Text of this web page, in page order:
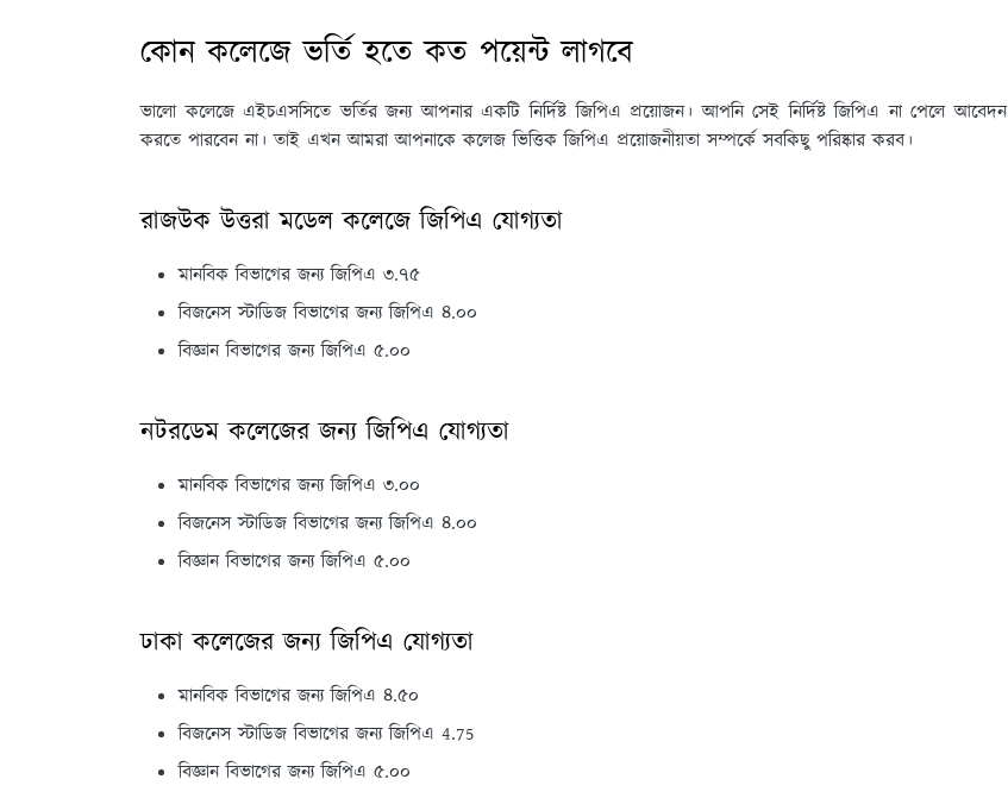
কোন কলেজে ভর্তি হতে কত পয়েন্ট লাগবে
ভালো কলেজে এইচএসসিতে ভর্তির জন্য আপনার একটি নির্দিষ্ট জিপিএ প্রয়োজন। আপনি সেই নির্দিষ্ট জিপিএ না পেলে আবেদন
করতে পারবেন না। তাই এখন আমরা আপনাকে কলেজ ভিত্তিক জিপিএ প্রয়োজনীয়তা সম্পর্কে সবকিছু পরিষ্কার করব।
রাজউক উত্তরা মডেল কলেজে জিপিএ যোগ্যতা
মানবিক বিভাগের জন্য জিপিএ ৩.৭৫
বিজনেস স্টাডিজ বিভাগের জন্য জিপিএ ৪.০০
বিজ্ঞান বিভাগের জন্য জিপিএ ৫.০০
নটরডেম কলেজের জন্য জিপিএ যোগ্যতা
মানবিক বিভাগের জন্য জিপিএ ৩.০০
বিজনেস স্টাডিজ বিভাগের জন্য জিপিএ ৪.০০
বিজ্ঞান বিভাগের জন্য জিপিএ ৫.০০
ঢাকা কলেজের জন্য জিপিএ যোগ্যতা
মানবিক বিভাগের জন্য জিপিএ ৪.৫০
বিজনেস স্টাডিজ বিভাগের জন্য জিপিএ 4.75
বিজ্ঞান বিভাগের জন্য জিপিএ ৫.০০